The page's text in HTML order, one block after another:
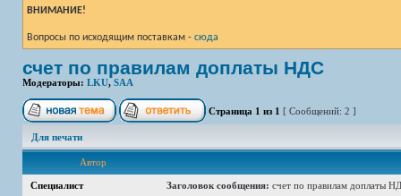
ВНИМАНИЕ!
Вопросы по исходящим поставкам - сюда
счет по правилам доплаты НДС
Модераторы: LKU, SAA
Страница 1 из 1 [ Сообщений: 2 ]
Для печати
Автор
Специалист Заголовок сообщения: счет по правилам доплаты